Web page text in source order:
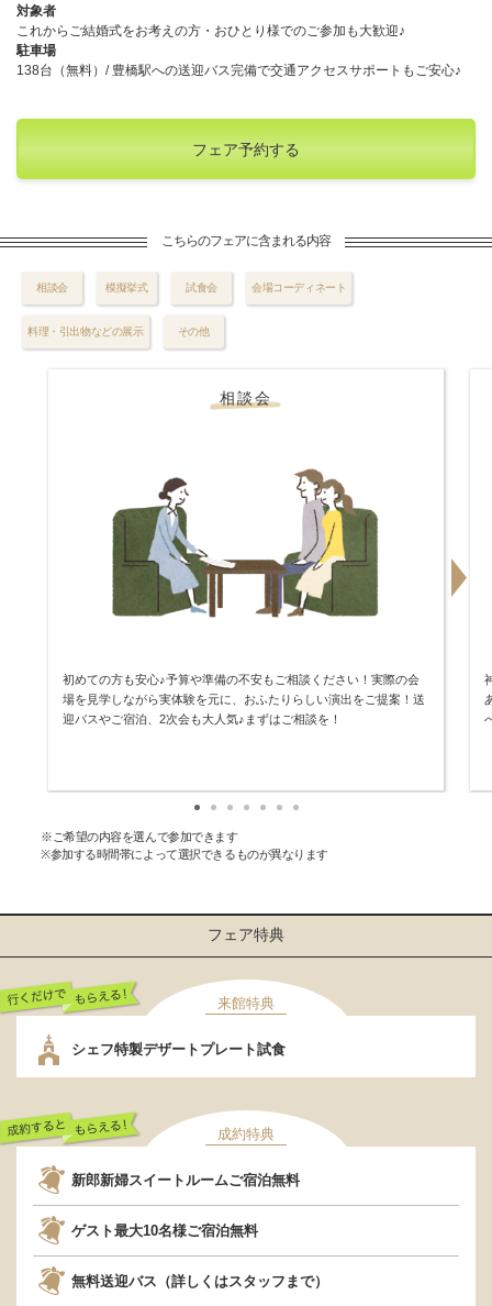
対象者
これからご結婚式をお考えの方・おひとり様でのご参加も大歓迎♪
駐車場
138台（無料）/ 豊橋駅への送迎バス完備で交通アクセスサポートもご安心♪
フェア予約する
こちらのフェアに含まれる内容
相談会 模擬挙式 試食会 会場コーディネート
料理・引出物などの展示 その他
相談会
初めての方も安心♪予算や準備の不安もご相談ください！実際の会
場を見学しながら実体験を元に、おふたりらしい演出をご提案！送
迎バスやご宿泊、2次会も大人気♪まずはご相談を！
※ご希望の内容を選んで参加できます
※参加する時間帯によって選択できるものが異なります
フェア特典
来館特典
シェフ特製デザートプレート試食
成約特典
新郎新婦スイートルームご宿泊無料
ゲスト最大10名様ご宿泊無料
無料送迎バス（詳しくはスタッフまで）